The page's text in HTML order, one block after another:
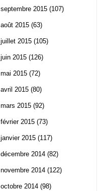
septembre 2015 (107)
août 2015 (63)
juillet 2015 (105)
juin 2015 (126)
mai 2015 (72)
avril 2015 (80)
mars 2015 (92)
février 2015 (73)
janvier 2015 (117)
décembre 2014 (82)
novembre 2014 (122)
octobre 2014 (98)